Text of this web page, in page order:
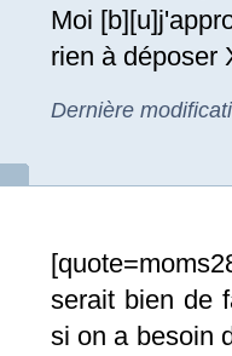
Moi
rien à déposer
Dernière
serait bien de
si on a besoin